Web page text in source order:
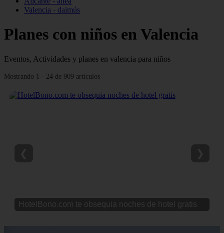
Valencia - daimús
Planes con niños en Valencia
Eventos, Actividades y planes en valencia para niños
Mostrando 1 - 24 de 909 artículos
HotelBono.com te obsequia noches de hotel gratis